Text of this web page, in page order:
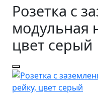
Розетка с
модульная
цвет серый